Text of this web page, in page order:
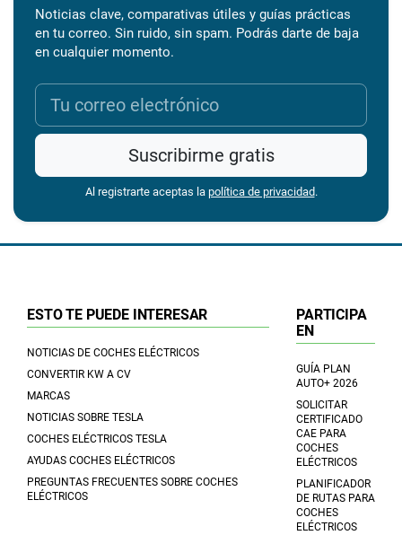
Noticias clave, comparativas útiles y guías prácticas
en tu correo. Sin ruido, sin spam. Podrás darte de baja
en cualquier momento.
Suscribirme gratis
Al registrarte aceptas la política de privacidad.
ESTO TE PUEDE INTERESAR
NOTICIAS DE COCHES ELÉCTRICOS
CONVERTIR KW A CV
MARCAS
NOTICIAS SOBRE TESLA
COCHES ELÉCTRICOS TESLA
AYUDAS COCHES ELÉCTRICOS
PREGUNTAS FRECUENTES SOBRE COCHES
ELÉCTRICOS
PARTICIPA
EN
GUÍA PLAN
AUTO+ 2026
SOLICITAR
CERTIFICADO
CAE PARA
COCHES
ELÉCTRICOS
PLANIFICADOR
DE RUTAS PARA
COCHES
ELÉCTRICOS